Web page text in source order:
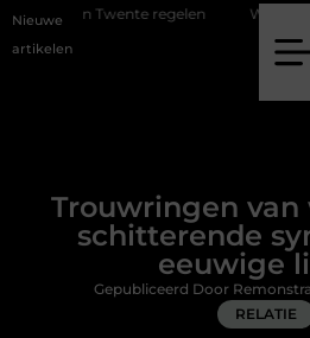
Nieuwe
artikelen
Wat zero-click search
Trouwringen
schitterende
eeuwige
RELATIE
Gepubliceerd Door